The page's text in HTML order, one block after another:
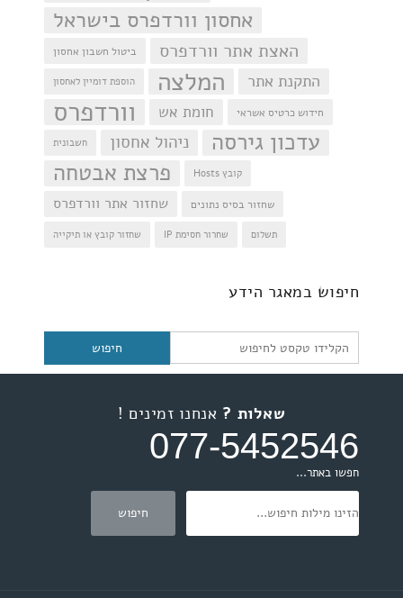
אחסון וורדפרס בישראל
ביטול חשבון אחסון האצת אתר וורדפרס
הוספת דומיין לאחסון המלצה התקנת אתר
וורדפרס חומת אש חידוש כרטיס אשראי
חשבונית ניהול אחסון
עדכון גירסה
פרצת אבטחה
קובץ Hosts
שחזור אתר וורדפרס שחזור בסיס נתונים
שחזור קובץ או תיקייה שחרור חסימת IP תשלום
חיפוש במאגר הידע
חיפוש
שאלות ? אנחנו זמינים !
077-5452546
חפשו באתר...